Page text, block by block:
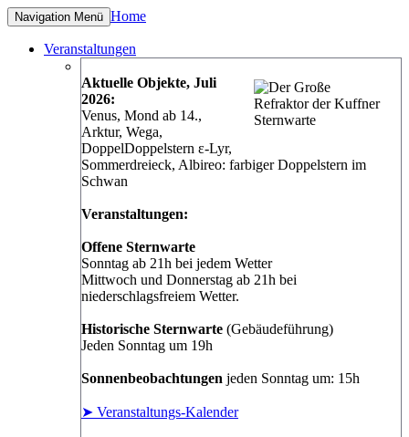
Navigation Menü Home
Veranstaltungen
Aktuelle Objekte, Juli
2026:
Venus, Mond ab 14.,
Arktur, Wega,
DoppelDoppelstern ε-Lyr,
Sommerdreieck, Albireo: farbiger Doppelstern im
Schwan
Veranstaltungen:
Offene Sternwarte
Sonntag ab 21h bei jedem Wetter
Mittwoch und Donnerstag ab 21h bei
niederschlagsfreiem Wetter.
Historische Sternwarte (Gebäudeführung)
Jeden Sonntag um 19h
Sonnenbeobachtungen jeden Sonntag um: 15h
➤ Veranstaltungs-Kalender